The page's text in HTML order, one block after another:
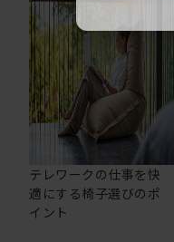
テレワークの仕事を快
適にする椅子選びのポ
イント